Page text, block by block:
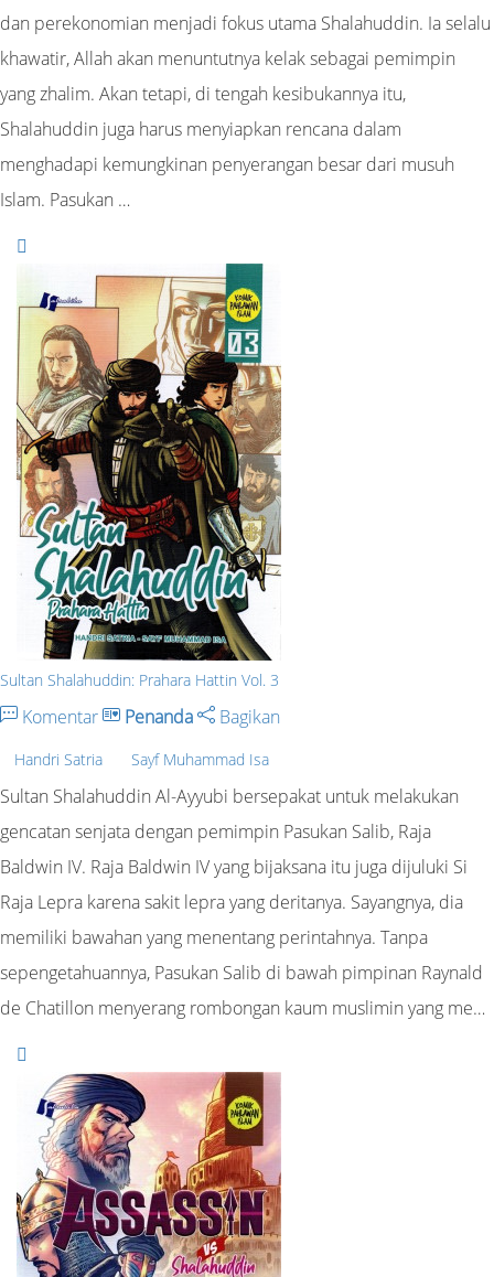
dan perekonomian menjadi fokus utama Shalahuddin. Ia selalu
khawatir, Allah akan menuntutnya kelak sebagai pemimpin
yang zhalim. Akan tetapi, di tengah kesibukannya itu,
Shalahuddin juga harus menyiapkan rencana dalam
menghadapi kemungkinan penyerangan besar dari musuh
Islam. Pasukan …
Sultan Shalahuddin: Prahara Hattin Vol. 3
Komentar Penanda Bagikan
Handri Satria Sayf Muhammad Isa
Sultan Shalahuddin Al-Ayyubi bersepakat untuk melakukan
gencatan senjata dengan pemimpin Pasukan Salib, Raja
Baldwin IV. Raja Baldwin IV yang bijaksana itu juga dijuluki Si
Raja Lepra karena sakit lepra yang deritanya. Sayangnya, dia
memiliki bawahan yang menentang perintahnya. Tanpa
sepengetahuannya, Pasukan Salib di bawah pimpinan Raynald
de Chatillon menyerang rombongan kaum muslimin yang me…